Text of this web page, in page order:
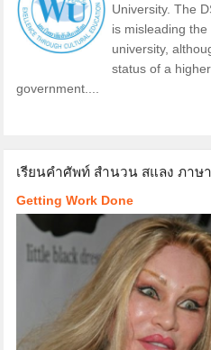
University. The
is misleading
university,
status of a
government....
เรียนคำศัพท์ สำนวน สแลง ภาษ
Getting Work Done